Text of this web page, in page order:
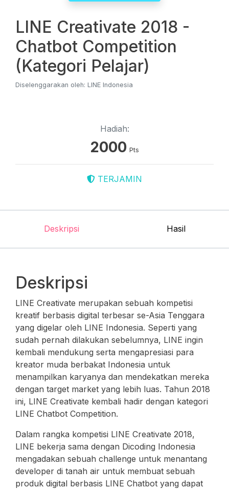
LINE Creativate 2018 -
Chatbot Competition
(Kategori Pelajar)
Diselenggarakan oleh: LINE Indonesia
Hadiah:
2000 Pts
TERJAMIN
Deskripsi Hasil
Deskripsi
LINE Creativate merupakan sebuah kompetisi
kreatif berbasis digital terbesar se-Asia Tenggara
yang digelar oleh LINE Indonesia. Seperti yang
sudah pernah dilakukan sebelumnya, LINE ingin
kembali mendukung serta mengapresiasi para
kreator muda berbakat Indonesia untuk
menampilkan karyanya dan mendekatkan mereka
dengan target market yang lebih luas. Tahun 2018
ini, LINE Creativate kembali hadir dengan kategori
LINE Chatbot Competition.
Dalam rangka kompetisi LINE Creativate 2018,
LINE bekerja sama dengan Dicoding Indonesia
mengadakan sebuah challenge untuk menantang
developer di tanah air untuk membuat sebuah
produk digital berbasis LINE Chatbot yang dapat